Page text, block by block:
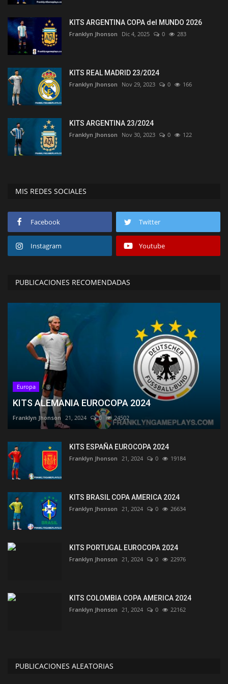
KITS ARGENTINA COPA del MUNDO 2026
Franklyn Jhonson Dic 4, 2025 0 283
KITS REAL MADRID 23/2024
Franklyn Jhonson Nov 29, 2023 0 166
KITS ARGENTINA 23/2024
Franklyn Jhonson Nov 30, 2023 0 122
MIS REDES SOCIALES
Facebook Twitter
Instagram Youtube
PUBLICACIONES RECOMENDADAS
Europa
KITS ALEMANIA EUROCOPA 2024
Franklyn Jhonson 21, 2024 0 24502
KITS ESPAÑA EUROCOPA 2024
Franklyn Jhonson 21, 2024 0 19184
KITS BRASIL COPA AMERICA 2024
Franklyn Jhonson 21, 2024 0 26634
KITS PORTUGAL EUROCOPA 2024
Franklyn Jhonson 21, 2024 0 22976
KITS COLOMBIA COPA AMERICA 2024
Franklyn Jhonson 21, 2024 0 22162
PUBLICACIONES ALEATORIAS